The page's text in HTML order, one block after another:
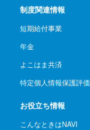
制度関連情報
短期給付事業
年金
よこはま共済
特定個人情報保護評価
お役立ち情報
こんなときはNAVI